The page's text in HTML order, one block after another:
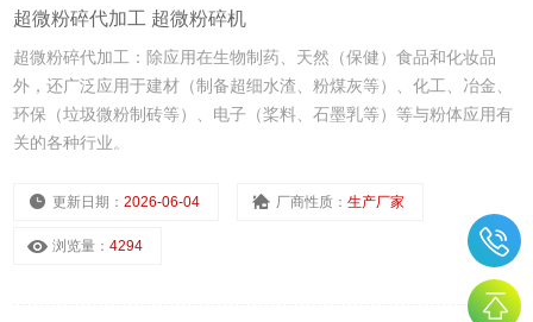
超微粉碎代加工 超微粉碎机
超微粉碎代加工：除应用在生物制药、天然（保健）食品和化妆品
外，还广泛应用于建材（制备超细水渣、粉煤灰等）、化工、冶金、
环保（垃圾微粉制砖等）、电子（桨料、石墨乳等）等与粉体应用有
关的各种行业。
更新日期：2026-06-04 厂商性质：生产厂家
浏览量：4294